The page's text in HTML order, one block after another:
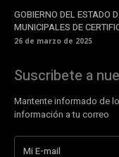
GOBIERNO DEL ESTADO
MUNICIPALES DE
26 de marzo de 2025
Suscribete a
Mantente informado de
información a tu correo